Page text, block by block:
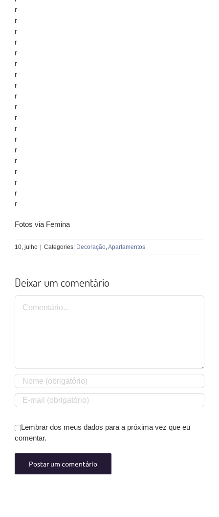
r
r
r
r
r
r
r
r
r
r
r
r
r
r
r
r
r
r
r
Fotos via Femina
10, julho Categories: Decoração,Apartamentos
Deixar um comentário
Comentário
Lembrar dos meus dados para a próxima vez que eu
comentar.